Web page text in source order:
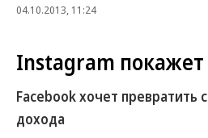
04.10.2013, 11:24
Instagram
Facebook хочет превратить
дохода